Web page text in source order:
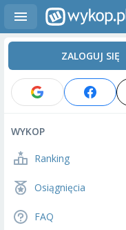
ZALOGUJ SIĘ
WYKOP
Ranking
Osiągnięcia
FAQ